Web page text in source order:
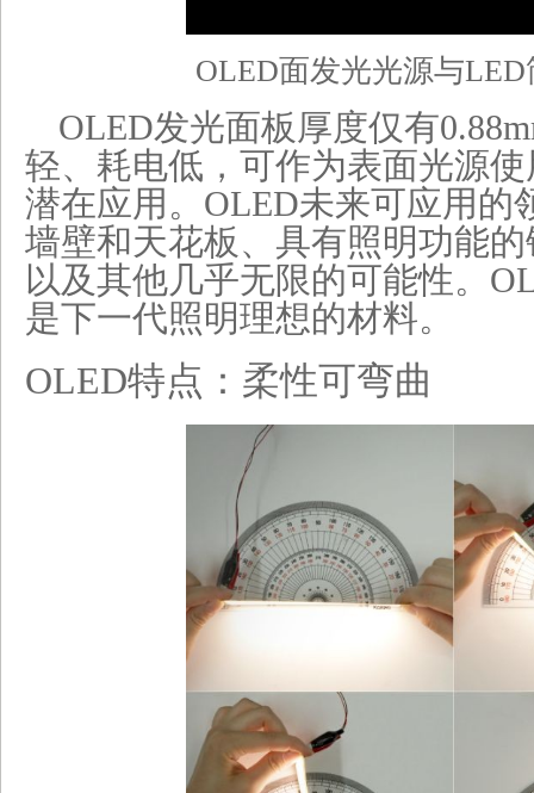
OLED面发光光源与
OLED发光面板厚度仅有
轻、耗电低，可作为表面光源
潜在应用。OLED未来可应用的
墙壁和天花板、具有照明功能
以及其他几乎无限的可能性。
是下一代照明理想的材料。
OLED特点：柔性可弯曲